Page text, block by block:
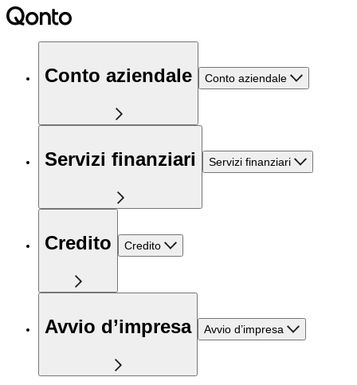
Conto aziendale Conto aziendale
Servizi finanziari Servizi finanziari
Credito Credito
Avvio d’impresa Avvio d’impresa